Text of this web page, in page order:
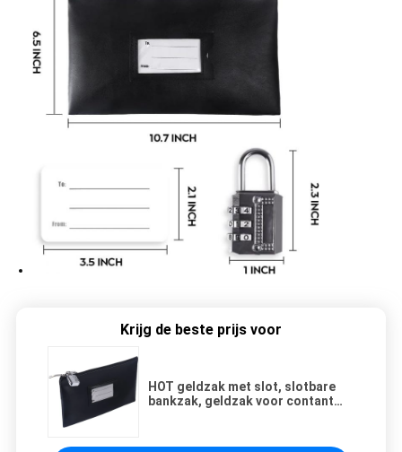
Krijg de beste prijs voor
HOT geldzak met slot, slotbare
bankzak, geldzak voor contant
contant geld, mobiele telefoon